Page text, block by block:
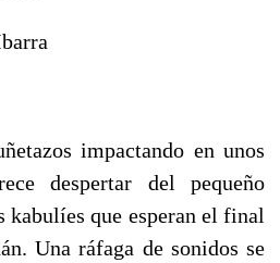
impactando en unos
despertar del pequeño
kabulíes que esperan el final
Una ráfaga de sonidos se